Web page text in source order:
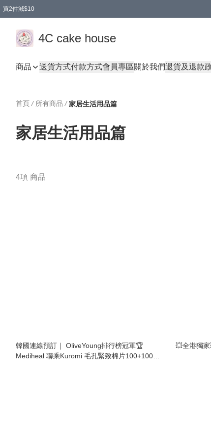
買2件減$10
4C cake house
商品 送貨方式付款方式會員專區關於我們退貨及退款
首頁 / 所有商品 / 家居生活用品篇
家居生活用品篇
4項 商品
韓國連線預訂｜ OliveYoung排行榜冠軍🏆
Mediheal 聯乘Kuromi 毛孔緊致棉片100+100片
💥全港獨